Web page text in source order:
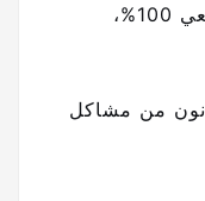
من مشاكل